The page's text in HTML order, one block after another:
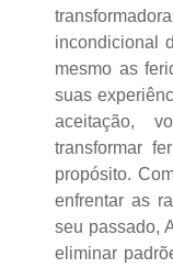
incondicional
mesmo as
suas
aceitação,
transformar
propósito.
enfrentar as
seu passado,
eliminar